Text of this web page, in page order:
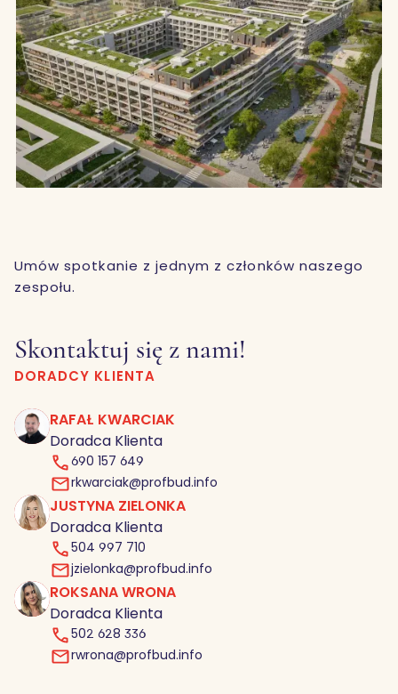
Umów spotkanie z jednym z członków naszego
zespołu.
Skontaktuj się z nami!
DORADCY KLIENTA
RK
RAFAŁ KWARCIAK
Doradca Klienta
690 157 649
rkwarciak@profbud.info
JZ
JUSTYNA ZIELONKA
Doradca Klienta
504 997 710
jzielonka@profbud.info
RW ROKSANA WRONA
Doradca Klienta
502 628 336
rwrona@profbud.info